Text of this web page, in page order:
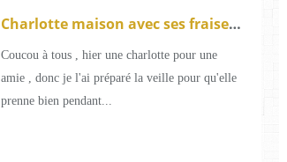
Charlotte maison avec ses fraises coupées marinées à la fève de Tonka , confiture de Fraises Mara des Bois mousse chantilly aux fraises extrait de vanille .
Coucou à tous , hier une charlotte pour une
amie , donc je l'ai préparé la veille pour qu'elle
prenne bien pendant...